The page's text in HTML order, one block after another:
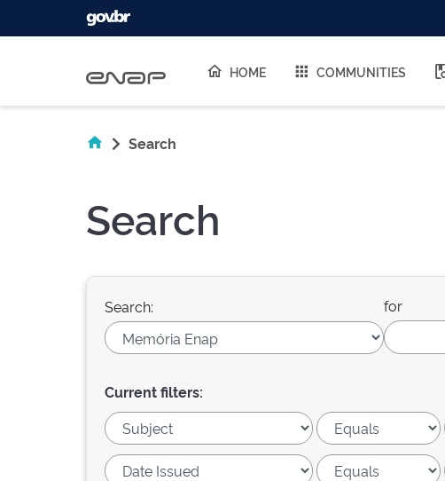
HOME COMMUNITIES
Search
Search
Search: for
Current filters: